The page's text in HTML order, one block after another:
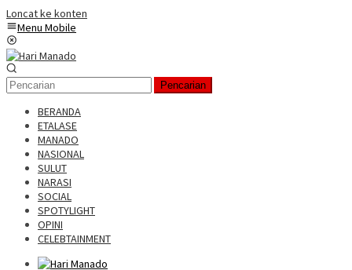
Loncat ke konten
Menu Mobile
Pencarian
BERANDA
ETALASE
MANADO
NASIONAL
SULUT
NARASI
SOCIAL
SPOTYLIGHT
OPINI
CELEBTAINMENT